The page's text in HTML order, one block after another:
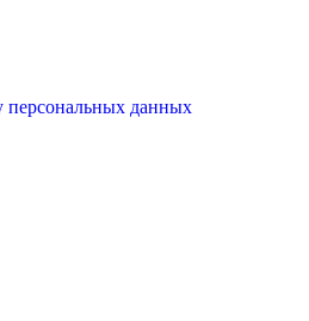
персональных данных